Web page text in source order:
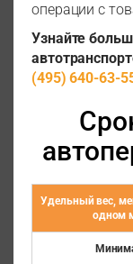
операции с
Узнайте
(495) 640-63-
Удельный вес,
одном